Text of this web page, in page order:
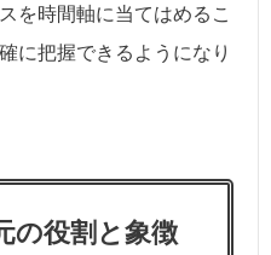
を時間軸に当てはめるこ
に把握できるようになり
の役割と象徴